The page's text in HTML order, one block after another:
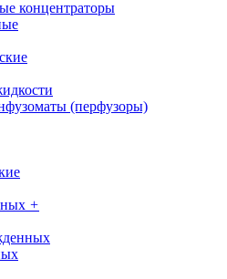
концентраторы
(перфузоры)
+